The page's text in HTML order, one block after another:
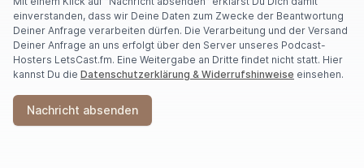
R
E
A
H
U
einverstanden, dass wir Deine Daten zum Zwecke der Beantwortung
Deiner Anfrage verarbeiten dürfen. Die Verarbeitung und der Versand
Deiner Anfrage an uns erfolgt über den Server unseres Podcast-
Hosters LetsCast.fm. Eine Weitergabe an Dritte findet nicht statt. Hier
kannst Du die Datenschutzerklärung & Widerrufshinweise einsehen.
Nachricht absenden